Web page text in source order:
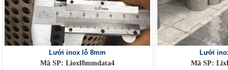
Lưới inox lỗ 8mm
Mã SP: Lioxl8mmdata4
Lưới
Mã SP: